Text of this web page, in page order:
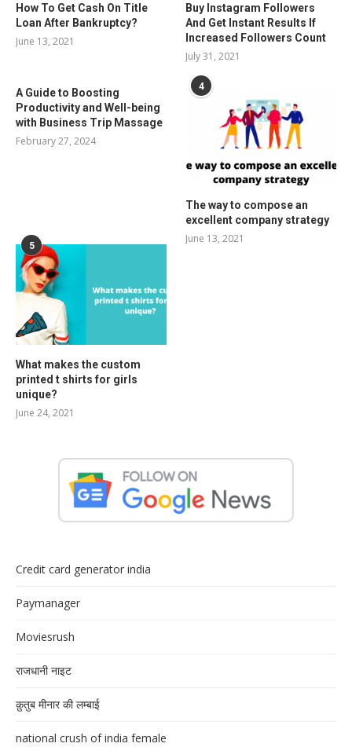
How To Get Cash On Title
Loan After Bankruptcy?
June 13, 2021
Buy Instagram Followers
And Get Instant Results If
Increased Followers Count
July 31, 2021
A Guide to Boosting
Productivity and Well-being
with Business Trip Massage
February 27, 2024
4
The way to compose an
excellent company strategy
June 13, 2021
5
What makes the custom
printed t shirts for girls
unique?
June 24, 2021
Credit card generator india
Paymanager
Moviesrush
राजधानी नाइट
क़ुतुब मीनार की लम्बाई
national crush of india female